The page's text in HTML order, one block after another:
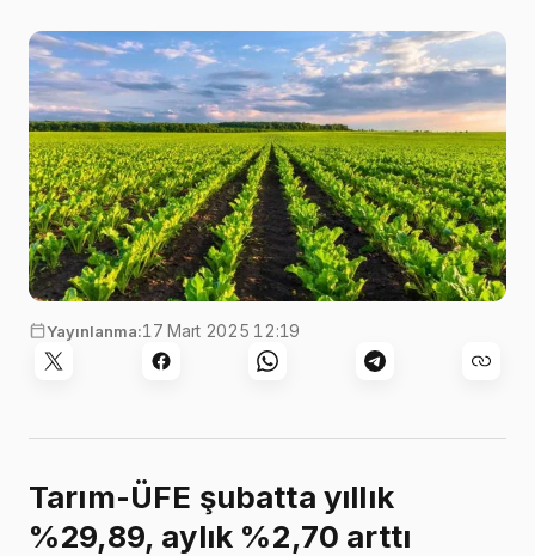
göre %5,52, bir önceki yılın aynı ayına göre
%29,89…
Yayınlanma:17 Mart 2025 12:19
Tarım-ÜFE şubatta yıllık
%29,89, aylık %2,70 arttı